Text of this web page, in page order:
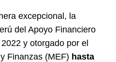
excepcional, la
del Apoyo Financiero
y otorgado por el
Finanzas (MEF) hasta